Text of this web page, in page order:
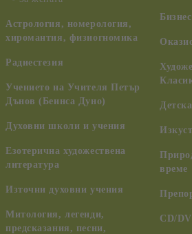
Астрология, номерология,
хиромантия, физиогномика
Радиестезия
Учението на Учителя Петър
Дънов (Беинса Дуно)
Духовни школи и учения
Езотерична художествена
литература
Източни духовни учения
Митология, легенди,
предсказания, песни,
време
CD/